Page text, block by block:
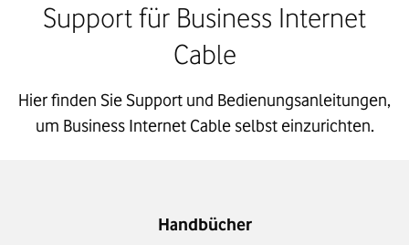
Support für Business Internet
Cable
Hier finden Sie Support und Bedienungsanleitungen,
um Business Internet Cable selbst einzurichten.
Handbücher